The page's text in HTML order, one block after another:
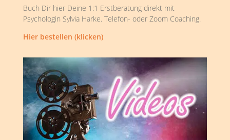
Buch Dir hier Deine 1:1 Erstberatung direkt mit
Psychologin Sylvia Harke. Telefon- oder Zoom Coaching.
Hier bestellen (klicken)